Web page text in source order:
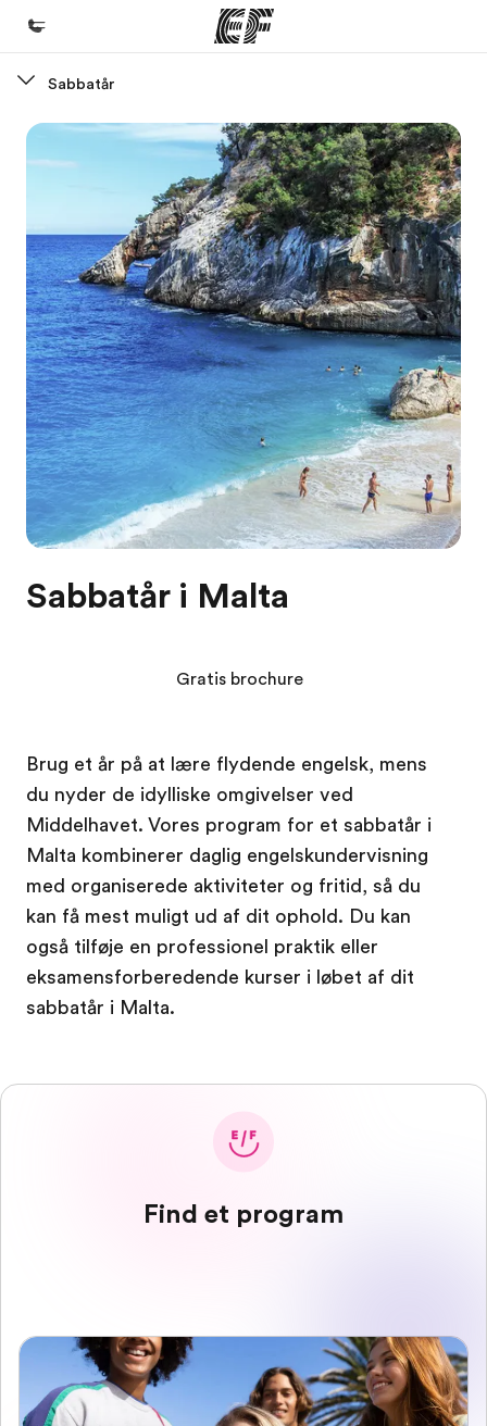
Velkommen til EF
Kontorer
Find et kontor nær dig
Om os
Hvem er vi?
Karriere
Bliv en del af holdet
Sabbatår
Sabbatår i Malta
Brug et år på at lære flydende engelsk, mens
du nyder de idylliske omgivelser ved
Middelhavet. Vores program for et sabbatår i
Malta kombinerer daglig engelskundervisning
med organiserede aktiviteter og fritid, så du
kan få mest muligt ud af dit ophold. Du kan
også tilføje en professionel praktik eller
eksamensforberedende kurser i løbet af dit
sabbatår i Malta.
Gratis brochure
Find et program